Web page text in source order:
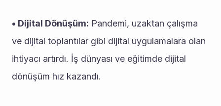
• Dijital Dönüşüm: Pandemi, uzaktan çalışma
ve dijital toplantılar gibi dijital uygulamalara olan
ihtiyacı artırdı. İş dünyası ve eğitimde dijital
dönüşüm hız kazandı.